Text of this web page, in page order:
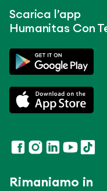
Scarica l’app
Humanitas Con
Rimaniamo in